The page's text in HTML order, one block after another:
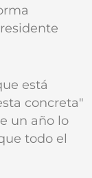
está
concreta"
un año lo
todo el